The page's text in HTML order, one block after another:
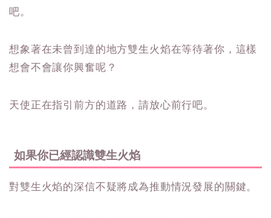
吧。
想象著在未曾到達的地方雙生火焰在等待著你，這樣
想會不會讓你興奮呢？
天使正在指引前方的道路，請放心前行吧。
如果你已經認識雙生火焰
對雙生火焰的深信不疑將成為推動情況發展的關鍵。